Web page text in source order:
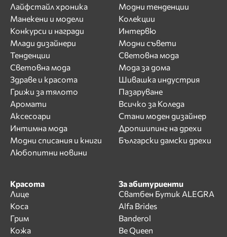
Лайфстайл хроника
Манекени и модели
Конкурси и награди
Млади дизайнери
Тенденции
Световна мода
Здраве и красота
Грижи за тялото
Аромати
Аксесоари
Интимна мода
Модни списания и книги
Любопитни новини
Модни тенденции
Колекции
Интервю
Модни съвети
Световна мода
Мода за дома
Шивашка индустрия
Пазаруване
Всичко за Коледа
Стани моден дизайнер
Дропшипинг на дрехи
Български дамски дрехи
Красота
Лице
Коса
Грим
Кожа
За абитуриенти
Сватбен Бутик ALEGRA
Alfa Brides
Banderol
Be Queen